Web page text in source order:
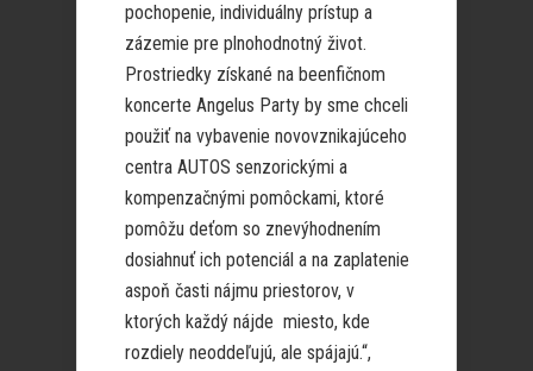
pochopenie, individuálny prístup a
zázemie pre plnohodnotný život.
Prostriedky získané na beenfičnom
koncerte Angelus Party by sme chceli
použiť na vybavenie novovznikajúceho
centra AUTOS senzorickými a
kompenzačnými pomôckami, ktoré
pomôžu deťom so znevýhodnením
dosiahnuť ich potenciál a na zaplatenie
aspoň časti nájmu priestorov, v
ktorých každý nájde miesto, kde
rozdiely neoddeľujú, ale spájajú.“,